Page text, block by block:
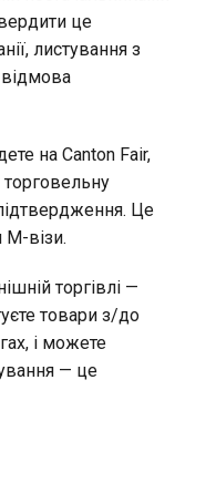
це
листування з
на Canton Fair,
торговельну
Це
M-візи.
торгівлі —
товари з/до
і можете
— це